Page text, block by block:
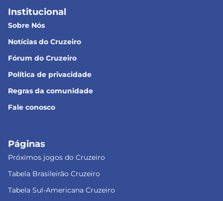
Institucional
Sobre Nós
Notícias do Cruzeiro
Fórum do Cruzeiro
Política de privacidade
Regras da comunidade
Fale conosco
Páginas
Próximos jogos do Cruzeiro
Tabela Brasileirão Cruzeiro
Tabela Sul-Americana Cruzeiro